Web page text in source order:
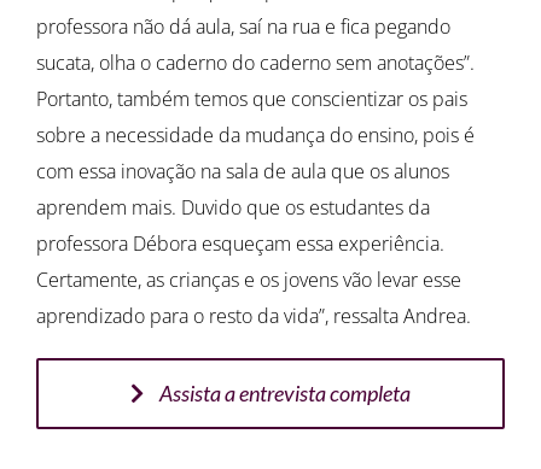
professora não dá aula, saí na rua e fica pegando
sucata, olha o caderno do caderno sem anotações”.
Portanto, também temos que conscientizar os pais
sobre a necessidade da mudança do ensino, pois é
com essa inovação na sala de aula que os alunos
aprendem mais. Duvido que os estudantes da
professora Débora esqueçam essa experiência.
Certamente, as crianças e os jovens vão levar esse
aprendizado para o resto da vida”, ressalta Andrea.
Assista a entrevista completa